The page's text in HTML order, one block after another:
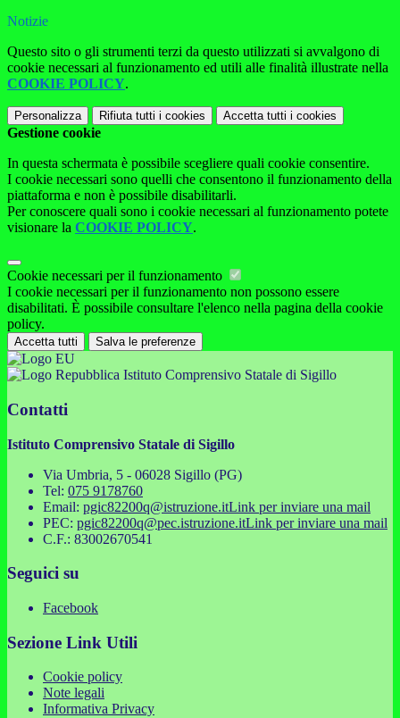
Notizie
Questo sito o gli strumenti terzi da questo utilizzati si avvalgono di
cookie necessari al funzionamento ed utili alle finalità illustrate nella
COOKIE POLICY.
Personalizza Rifiuta tutti i cookies Accetta tutti i cookies
Gestione cookie
In questa schermata è possibile scegliere quali cookie consentire.
I cookie necessari sono quelli che consentono il funzionamento della
piattaforma e non è possibile disabilitarli.
Per conoscere quali sono i cookie necessari al funzionamento potete
visionare la COOKIE POLICY.
Cookie necessari per il funzionamento
I cookie necessari per il funzionamento non possono essere
disabilitati. È possibile consultare l'elenco nella pagina della cookie
policy.
Accetta tutti Salva le preferenze
Istituto Comprensivo Statale di Sigillo
Contatti
Istituto Comprensivo Statale di Sigillo
Via Umbria, 5 - 06028 Sigillo (PG)
Tel: 075 9178760
Email: pgic82200q@istruzione.itLink per inviare una mail
PEC: pgic82200q@pec.istruzione.itLink per inviare una mail
C.F.: 83002670541
Seguici su
Facebook
Sezione Link Utili
Cookie policy
Note legali
Informativa Privacy